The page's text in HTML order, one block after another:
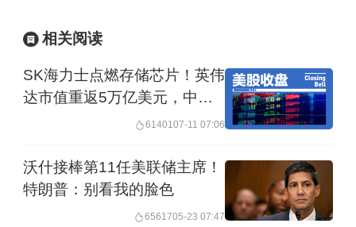
的影响反应不佳。但即使该法案获得通
过，其影响也可能不如2017年的税收法
案那么显著。
除此之外，新税收法案的某些内容可能
会在短期内对市场产生负面影响，因为
它会增加赤字支出。美国无党派机构国
相关阅读
SK海力士点燃存储芯片！英伟
达市值重返5万亿美元，中概
6140107-11 07:06
沃什接棒第11任美联储主席！
特朗普：别看我的脸色
6561705-23 07:47